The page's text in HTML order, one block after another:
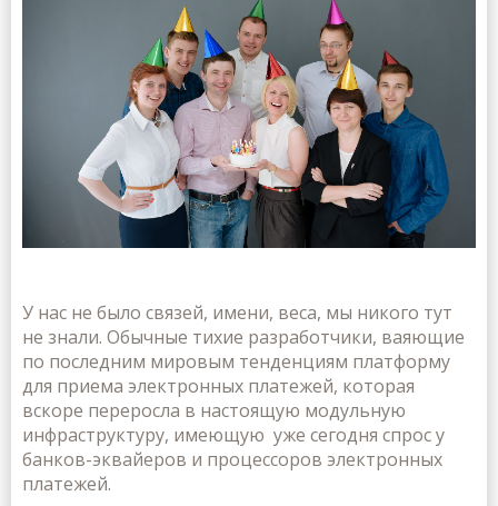
У нас не было связей, имени, веса, мы никого тут
не знали. Обычные тихие разработчики, ваяющие
по последним мировым тенденциям платформу
для приема электронных платежей, которая
вскоре переросла в настоящую модульную
инфраструктуру, имеющую уже сегодня спрос у
банков-эквайеров и процессоров электронных
платежей.